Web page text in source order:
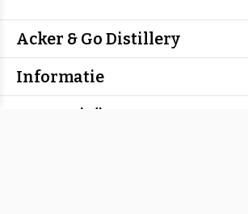
Acker & Go Distillery
Informatie
Categorieën